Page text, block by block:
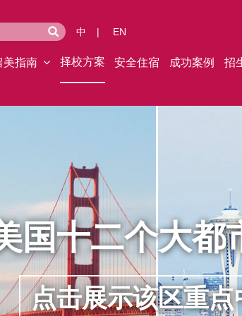
中 | EN
美指南 择校方案 安全住宿 成功案例 招
国十二个大都
点击展示该区重点